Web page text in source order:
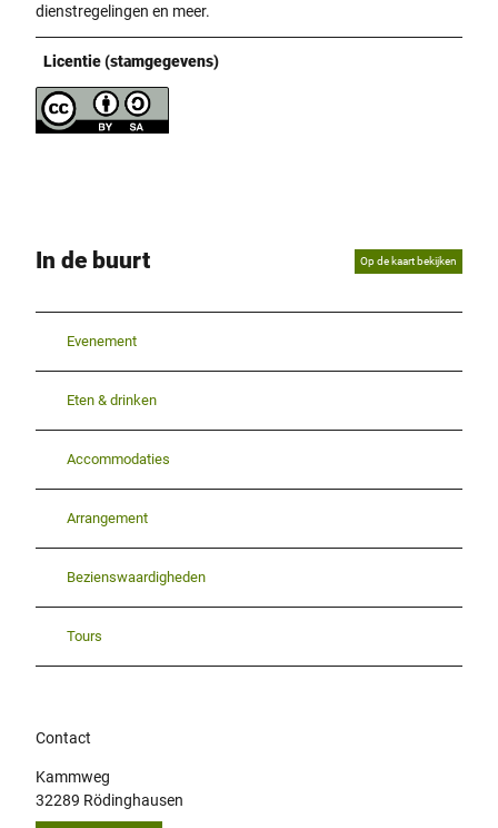
dienstregelingen en meer.
Licentie (stamgegevens)
In de buurt Op de kaart bekijken
Evenement
Eten & drinken
Accommodaties
Arrangement
Bezienswaardigheden
Tours
Contact
Kammweg
32289 Rödinghausen